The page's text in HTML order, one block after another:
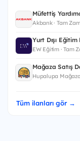
Müfettiş
Akbank · Tam
Yurt Dışı Eğitim
EW Eğitim · Tam
Mağaza Satış
Hupalupa Mağaza
Tüm ilanları gör →